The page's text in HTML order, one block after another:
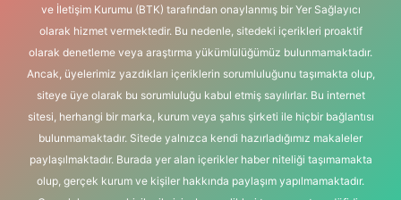
ve İletişim Kurumu (BTK) tarafından onaylanmış bir Yer Sağlayıcı
olarak hizmet vermektedir. Bu nedenle, sitedeki içerikleri proaktif
olarak denetleme veya araştırma yükümlülüğümüz bulunmamaktadır.
Ancak, üyelerimiz yazdıkları içeriklerin sorumluluğunu taşımakta olup,
siteye üye olarak bu sorumluluğu kabul etmiş sayılırlar. Bu internet
sitesi, herhangi bir marka, kurum veya şahıs şirketi ile hiçbir bağlantısı
bulunmamaktadır. Sitede yalnızca kendi hazırladığımız makaleler
paylaşılmaktadır. Burada yer alan içerikler haber niteliği taşımamakta
olup, gerçek kurum ve kişiler hakkında paylaşım yapılmamaktadır.